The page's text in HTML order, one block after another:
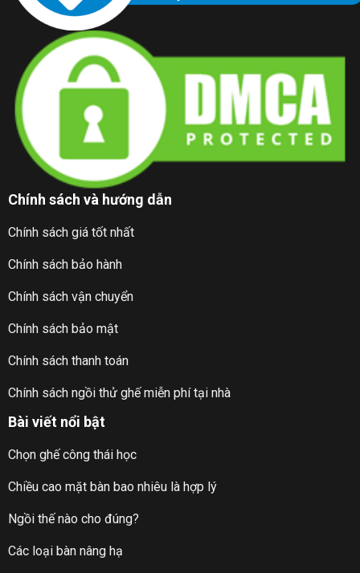
Chính sách và hướng dẫn
Chính sách giá tốt nhất
Chính sách bảo hành
Chính sách vận chuyển
Chính sách bảo mật
Chính sách thanh toán
Chính sách ngồi thử ghế miễn phí tại nhà
Bài viết nổi bật
Chọn ghế công thái học
Chiều cao mặt bàn bao nhiêu là hợp lý
Ngồi thế nào cho đúng?
Các loại bàn nâng hạ